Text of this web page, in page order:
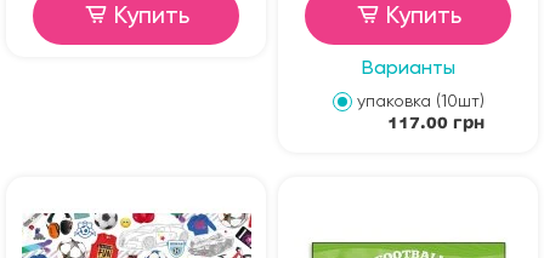
Купить Купить
Варианты
упаковка (10шт)
117.00 грн